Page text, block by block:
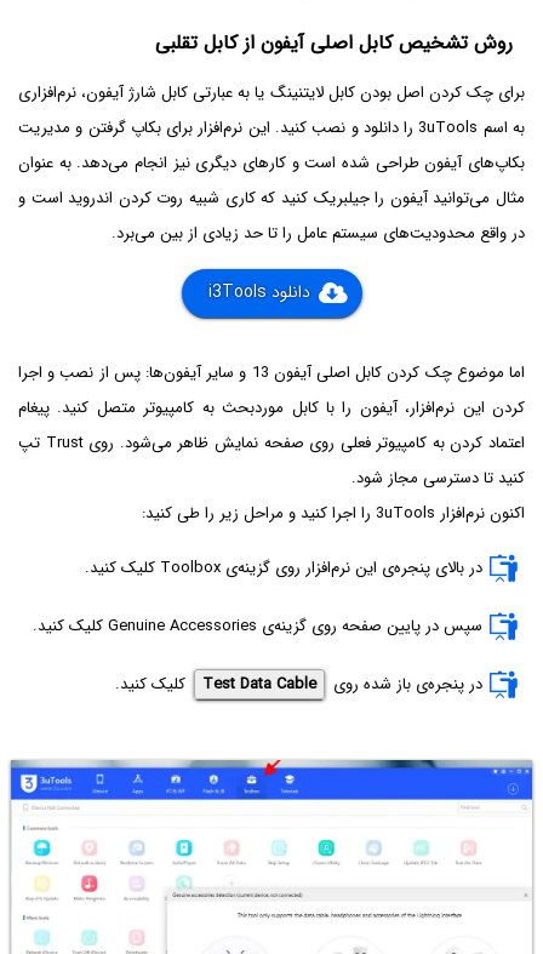
روش تشخیص کابل اصلی آیفون از کابل تقلبی
برای چک کردن اصل بودن کابل لایتنینگ یا به عبارتی کابل شارژ آیفون، نرم‌افزاری
به اسم 3uTools را دانلود و نصب کنید. این نرم‌افزار برای بکاپ گرفتن و مدیریت
بکاپ‌های آیفون طراحی شده است و کارهای دیگری نیز انجام می‌دهد. به عنوان
مثال می‌توانید آیفون را جیلبریک کنید که کاری شبیه روت کردن اندروید است و
در واقع محدودیت‌های سیستم عامل را تا حد زیادی از بین می‌برد.
دانلود i3Tools
اما موضوع چک کردن کابل اصلی آیفون 13 و سایر آیفون‌ها: پس از نصب و اجرا
کردن این نرم‌افزار، آیفون را با کابل موردبحث به کامپیوتر متصل کنید. پیغام
اعتماد کردن به کامپیوتر فعلی روی صفحه نمایش ظاهر می‌شود. روی Trust تپ
کنید تا دسترسی مجاز شود.
اکنون نرم‌افزار 3uTools را اجرا کنید و مراحل زیر را طی کنید:
در بالای پنجره‌ی این نرم‌افزار روی گزینه‌ی Toolbox کلیک کنید.
سپس در پایین صفحه روی گزینه‌ی Genuine Accessories کلیک کنید.
در پنجره‌ی باز شده روی Test Data Cable کلیک کنید.